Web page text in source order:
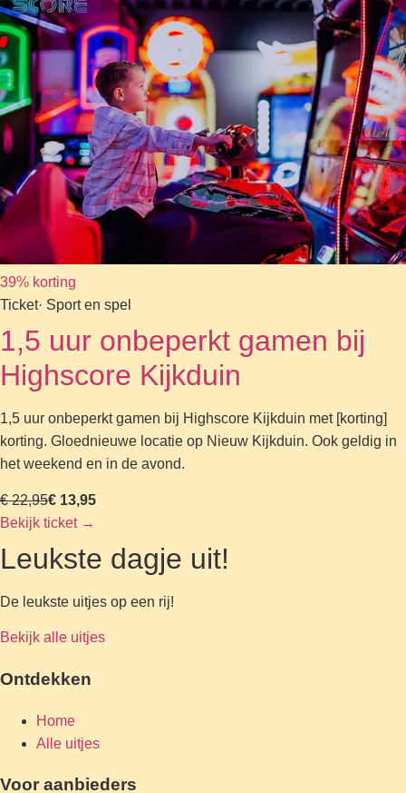
39% korting
Ticket· Sport en spel
1,5 uur onbeperkt gamen bij
Highscore Kijkduin
1,5 uur onbeperkt gamen bij Highscore Kijkduin met [korting]
korting. Gloednieuwe locatie op Nieuw Kijkduin. Ook geldig in
het weekend en in de avond.
€ 22,95€ 13,95
Bekijk ticket →
Leukste dagje uit!
De leukste uitjes op een rij!
Bekijk alle uitjes
Ontdekken
Home
Alle uitjes
Voor aanbieders